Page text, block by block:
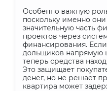
Особенно важную
поскольку именно
значительную часть
проектов через
финансирования.
дольщиков напрямую
теперь средства
Это защищает
денег, но не решает
квартира может